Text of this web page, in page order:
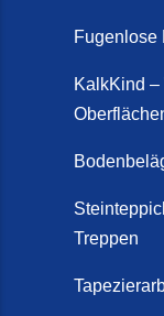
Fugenlose
KalkKind
Treppen